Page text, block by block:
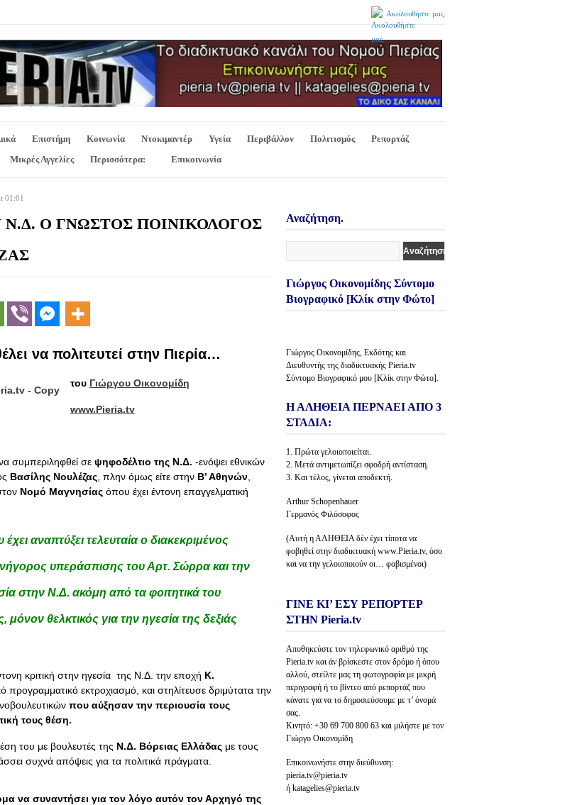
Ακολουθήστε μας.
Επιστήμη Κοινωνία Ντοκιμαντέρ Υγεία Περιβάλλον Πολιτισμός
Ρεπορτάζ
Μικρές Αγγελίες Περισσότερα: Επικοινωνία
01:01
Ο ΓΝΩΣΤΟΣ ΠΟΙΝΙΚΟΛΟΓΟΣ
να πολιτευτεί στην Πιερία…
του Γιώργου Οικονομίδη
www.Pieria.tv
συμπεριληφθεί σε ψηφοδέλτιο της Ν.Δ. -ενόψει εθνικών
Βασίλης Νουλέζας , πλην όμως είτε στην Β’ Αθηνών
Νομό Μαγνησίας όπου έχει έντονη επαγγελματική
αναπτύξει τελευταία ο διακεκριμένος
υπεράσπισης του Αρτ. Σώρρα και την
στην Ν.Δ. ακόμη από τα φοιτητικά του
μόνον θελκτικός για την ηγεσία της δεξιάς
κριτική στην ηγεσία της Ν.Δ. την εποχή Κ.
προγραμματικό εκτροχιασμό, και στηλίτευσε δριμύτατα την
που αύξησαν την περιουσία τους
τους θέση.
του με βουλευτές της Ν.Δ. Βόρειας Ελλάδας με τους
συχνά απόψεις για τα πολιτικά πράγματα.
να συναντήσει για τον λόγο αυτόν τον Αρχηγό της
Αναζήτηση.
Γιώργος Οικονομίδης Σύντομο
Βιογραφικό [Κλίκ στην Φώτο]
Γιώργος Οικονομίδης, Εκδότης και
Διευθυντής της διαδικτυακής Pieria.tv
Σύντομο Βιογραφικό μου [Κλίκ στην Φώτο].
Η ΑΛΗΘΕΙΑ ΠΕΡΝΑΕΙ ΑΠΟ 3
ΣΤΑΔΙΑ:
1. Πρώτα γελοιοποιείται.
2. Μετά αντιμετωπίζει σφοδρή αντίσταση.
3. Και τέλος, γίνεται αποδεκτή.
Arthur Schopenhauer
Γερμανός Φιλόσοφος
(Αυτή η ΑΛΗΘΕΙΑ δέν έχει τίποτα να
φοβηθεί στην διαδικτυακή www.Pieria.tv, όσο
και να την γελοιοποιούν οι… φοβισμένοι)
ΓΙΝΕ ΚΙ’ ΕΣΥ ΡΕΠΟΡΤΕΡ
ΣΤΗΝ Pieria.tv
Αποθηκεύστε τον τηλεφωνικό αριθμό της
Pieria.tv και άν βρίσκεστε στον δρόμο ή όπου
αλλού, στείλτε μας τη φωτογραφία με μικρή
περιγραφή ή το βίντεο από ρεπορτάζ που
κάνατε για να το δημοσιεύσουμε με τ’ όνομά
σας.
Κινητό: +30 69 700 800 63 και μιλήστε με τον
Γιώργο Οικονομίδη
Επικοινωνήστε στην διεύθυνση:
pieria.tv@pieria.tv
ή katagelies@pieria.tv